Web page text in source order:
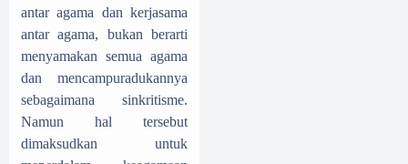
antar agama dan kerjasama
antar agama, bukan berarti
menyamakan semua agama
dan mencampuradukannya
sebagaimana sinkritisme.
Namun hal tersebut
dimaksudkan untuk